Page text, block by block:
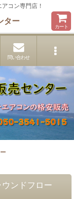
コン専門店！
ター
カート
問い合わせ
ンドフロー